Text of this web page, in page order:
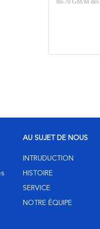
AU SUJET DE NOUS
INTRUDUCTION
HISTOIRE
SERVICE
NOTRE ÉQUIPE